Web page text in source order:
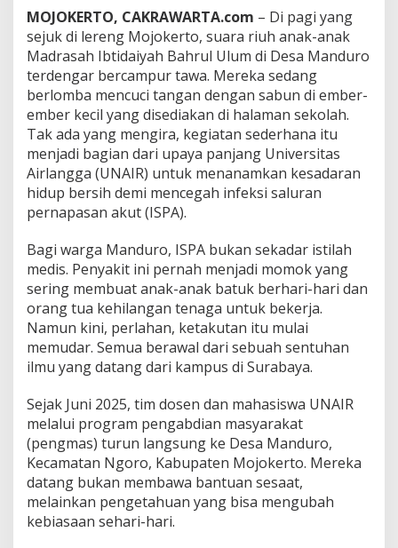
n
a
A
d
S
e
n
t
u
h
I
m
u
d
a
r
i
A
I
R
MOJOKERTO, CAKRAWARTA.com – Di pagi yang
sejuk di lereng Mojokerto, suara riuh anak-anak
Madrasah Ibtidaiyah Bahrul Ulum di Desa Manduro
terdengar bercampur tawa. Mereka sedang
berlomba mencuci tangan dengan sabun di ember-
ember kecil yang disediakan di halaman sekolah.
Tak ada yang mengira, kegiatan sederhana itu
menjadi bagian dari upaya panjang Universitas
Airlangga (UNAIR) untuk menanamkan kesadaran
hidup bersih demi mencegah infeksi saluran
pernapasan akut (ISPA).
Bagi warga Manduro, ISPA bukan sekadar istilah
medis. Penyakit ini pernah menjadi momok yang
sering membuat anak-anak batuk berhari-hari dan
orang tua kehilangan tenaga untuk bekerja.
Namun kini, perlahan, ketakutan itu mulai
memudar. Semua berawal dari sebuah sentuhan
ilmu yang datang dari kampus di Surabaya.
Sejak Juni 2025, tim dosen dan mahasiswa UNAIR
melalui program pengabdian masyarakat
(pengmas) turun langsung ke Desa Manduro,
Kecamatan Ngoro, Kabupaten Mojokerto. Mereka
datang bukan membawa bantuan sesaat,
melainkan pengetahuan yang bisa mengubah
kebiasaan sehari-hari.